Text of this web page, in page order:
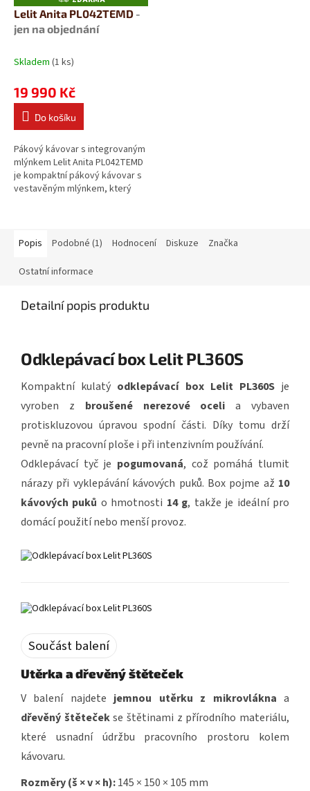
D
A
R
Lelit Anita PL042TEMD -
jen na objednání
Skladem (1 ks)
19 990 Kč
Do košíku
Pákový kávovar s integrovaným
mlýnkem Lelit Anita PL042TEMD
je kompaktní pákový kávovar s
vestavěným mlýnkem, který
Popis Podobné (1) Hodnocení Diskuze Značka
Ostatní informace
Detailní popis produktu
Odklepávací box Lelit PL360S
Kompaktní kulatý odklepávací box Lelit PL360Sje
vyroben z broušené nerezové oceli a vybaven
protiskluzovou úpravou spodní části. Díky tomu drží
pevně na pracovní ploše i při intenzivním používání.
Odklepávací tyč je pogumovaná, což pomáhá tlumit
nárazy při vyklepávání kávových puků. Box pojme až 10
kávových puků o hmotnosti 14 g, takže je ideální pro
domácí použití nebo menší provoz.
Součást balení
Utěrka a dřevěný štěteček
V balení najdete jemnou utěrku z mikrovlákna a
dřevěný štětečekse štětinami z přírodního materiálu,
které usnadní údržbu pracovního prostoru kolem
kávovaru.
Rozměry (š × v × h):145 × 150 × 105 mm